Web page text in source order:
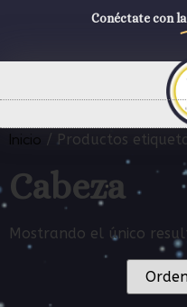
Conéctate con la
Inicio / Productos
Cabeza
Mostrando el único